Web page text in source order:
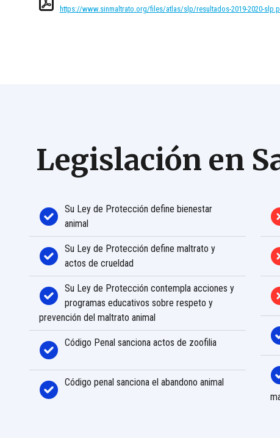
https://www.sinmaltrato.org/files/atlas/slp/resultados-2019-2020-
Legislación en
Su Ley de Protección define bienestar
animal
Su Ley de Protección define maltrato y
actos de crueldad
Su Ley de Protección contempla acciones y
programas educativos sobre respeto y
prevención del maltrato animal
Código Penal sanciona actos de zoofilia
Código penal sanciona el abandono animal